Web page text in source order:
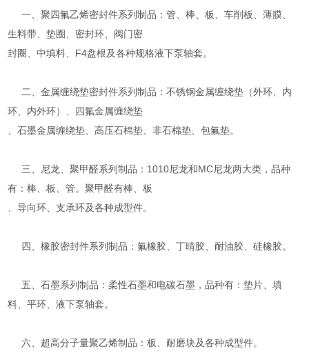
一、聚四氟乙烯密封件系列制品：管、棒、板、车削板、薄膜、
生料带、垫圈、密封环、阀门密
封圈、中填料、F4盘根及各种规格液下泵轴套。
二、金属缠绕垫密封件系列制品：不锈钢金属缠绕垫（外环、内
环、内外环）、四氟金属缠绕垫
、石墨金属缠绕垫、高压石棉垫、非石棉垫、包氟垫。
三、尼龙、聚甲醛系列制品：1010尼龙和MC尼龙两大类，品种
有：棒、板、管。聚甲醛有棒、板
、导向环、支承环及各种成型件。
四、橡胶密封件系列制品：氟橡胶、丁晴胶、耐油胶、硅橡胶。
五、石墨系列制品：柔性石墨和电碳石墨，品种有：垫片、填
料、平环、液下泵轴套。
六、超高分子量聚乙烯制品：板、耐磨块及各种成型件。